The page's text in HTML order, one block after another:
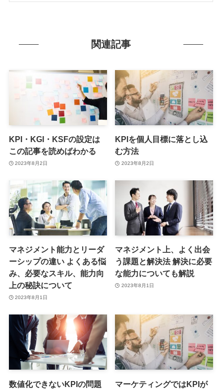
関連記事
KPI・KGI・KSFの設定は
この記事を読めばわかる
2023年8月2日
KPIを個人目標に落とし込
む方法
2023年8月2日
マネジメント能力とリーダ
ーシップの違い よくある悩
み、必要なスキル、能力向
上の秘訣について
2023年8月1日
マネジメント上、よく出会
う課題と解決法 解決に必要
な能力についても解説
2023年8月1日
数値化できないKPIの問題
マーケティングではKPIが